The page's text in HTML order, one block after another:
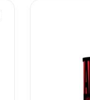
קריאטין NUTRABIO